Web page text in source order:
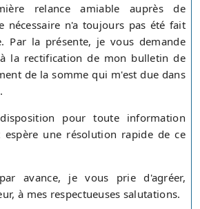
relance amiable auprès de
nécessaire n'a toujours pas été fait
Par la présente, je vous demande
la rectification de mon bulletin de
de la somme qui m'est due dans
pour toute information
espère une résolution rapide de ce
avance, je vous prie d'agréer,
à mes respectueuses salutations.